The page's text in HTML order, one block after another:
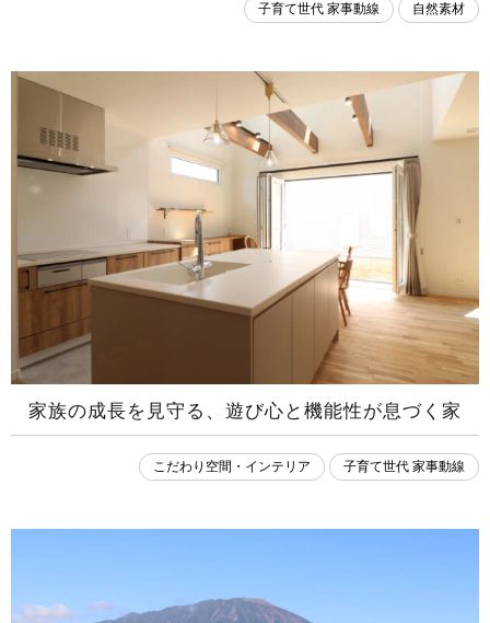
子育て世代 家事動線 自然素材
家族の成長を見守る、遊び心と機能性が息づく家
こだわり空間・インテリア 子育て世代 家事動線